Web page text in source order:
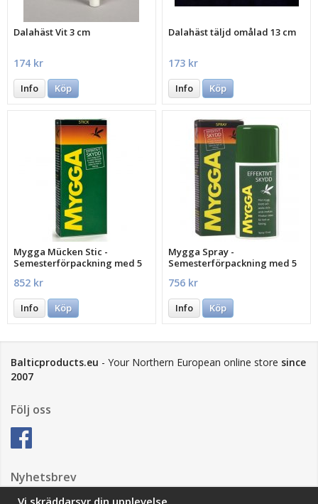
Dalahäst Vit 3 cm
174 kr
Info Köp
Dalahäst täljd omålad 13 cm
173 kr
Info Köp
Mygga Mücken Stic -
Semesterförpackning med 5
852 kr
Info Köp
Mygga Spray -
Semesterförpackning med 5
756 kr
Info Köp
Balticproducts.eu - Your Northern European online store since
2007
Följ oss
Nyhetsbrev
Vi skräddarsyr din upplevelse